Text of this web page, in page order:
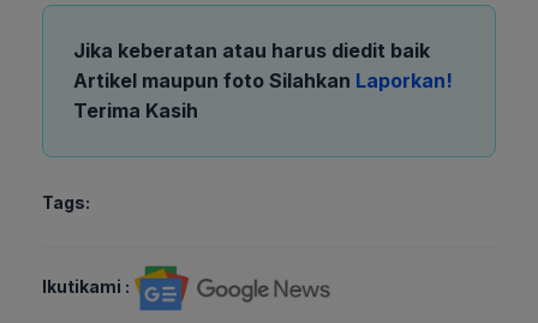
Jika keberatan atau harus diedit baik
Artikel maupun foto Silahkan Laporkan!
Terima Kasih
Tags:
Ikutikami :